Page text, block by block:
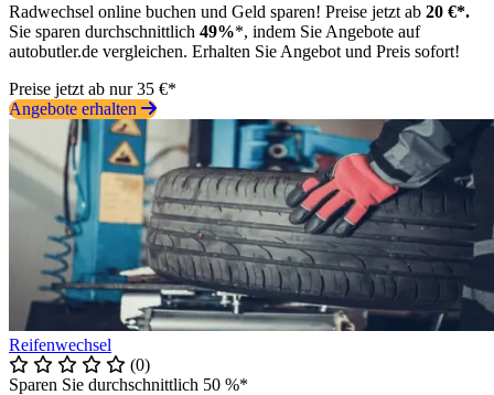
Radwechsel online buchen und Geld sparen! Preise jetzt ab 20 €*.
Sie sparen durchschnittlich 49%*, indem Sie Angebote auf
autobutler.de vergleichen. Erhalten Sie Angebot und Preis sofort!
Preise jetzt ab nur 35 €*
Angebote erhalten
Reifenwechsel
(0)
Sparen Sie durchschnittlich 50 %*